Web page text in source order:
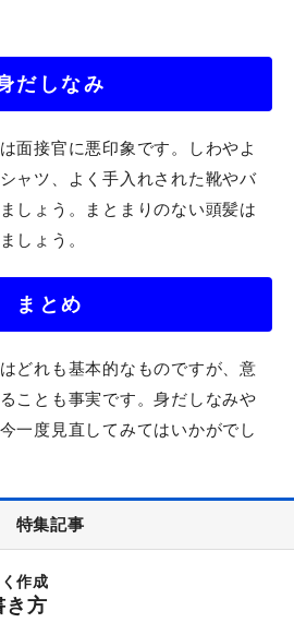
だしなみ
面接官に悪印象です。しわやよ
ャツ、よく手入れされた靴やバ
しょう。まとまりのない頭髪は
しょう。
まとめ
どれも基本的なものですが、意
ことも事実です。身だしなみや
一度見直してみてはいかがでし
特集記事
作成
き方